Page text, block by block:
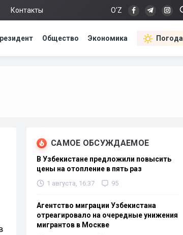
Контакты O‘Z
Общество Экономика Погода
САМОЕ ОБСУЖДАЕМОЕ
В Узбекистане предложили повысить
цены на отопление в пять раз
1 августа, 16:37 95
Агентство миграции Узбекистана
отреагировало на очередные унижения
мигрантов в Москве